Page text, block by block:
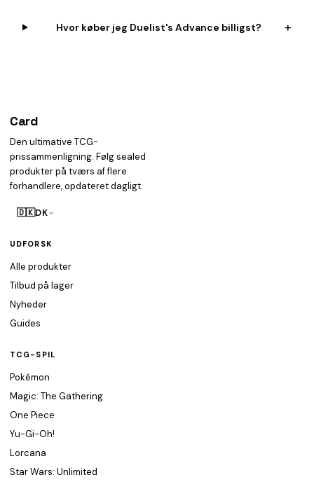
Hvor køber jeg Duelist's Advance billigst? +
Card
Den ultimative TCG-
prissammenligning. Følg sealed
produkter på tværs af flere
forhandlere, opdateret dagligt.
🇩🇰DK
UDFORSK
Alle produkter
Tilbud på lager
Nyheder
Guides
TCG-SPIL
Pokémon
Magic: The Gathering
One Piece
Yu-Gi-Oh!
Lorcana
Star Wars: Unlimited